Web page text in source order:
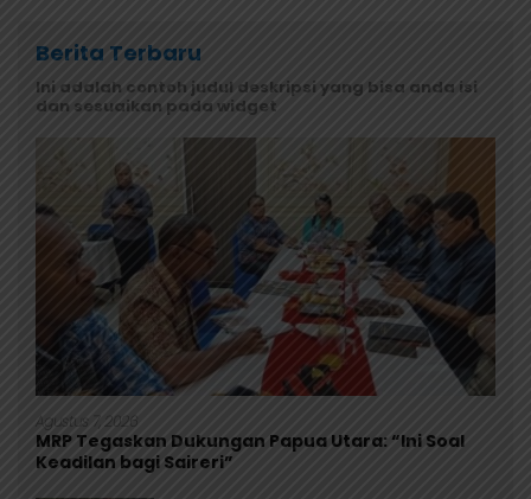
Berita Terbaru
Ini adalah contoh judul deskripsi yang bisa anda isi
dan sesuaikan pada widget
Agustus 7, 2026
MRP Tegaskan Dukungan Papua Utara: “Ini Soal
Keadilan bagi Saireri”